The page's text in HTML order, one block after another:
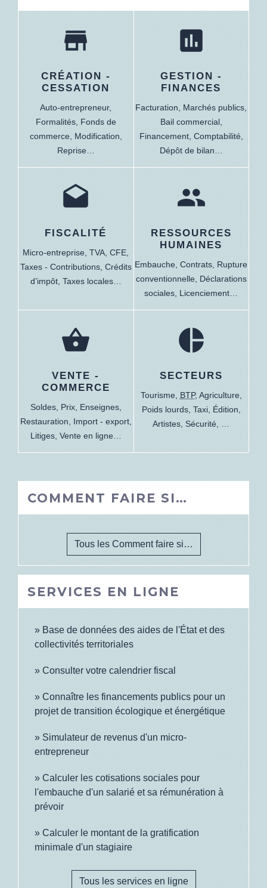
store
CRÉATION -
CESSATION
Auto-entrepreneur,
Formalités, Fonds de
commerce, Modification,
Reprise…
assessment
GESTION -
FINANCES
Facturation, Marchés publics,
Bail commercial,
Financement, Comptabilité,
Dépôt de bilan…
drafts
FISCALITÉ
Micro-entreprise,TVA,CFE,
Taxes - Contributions, Crédits
d’impôt, Taxes locales…
people
RESSOURCES
HUMAINES
Embauche,Contrats, Rupture
conventionnelle, Déclarations
sociales, Licenciement…
shopping_basket
VENTE -
COMMERCE
Soldes, Prix, Enseignes,
Restauration, Import - export,
Litiges, Vente en ligne…
pie_chart
SECTEURS
Tourisme, BTP, Agriculture,
Poids lourds, Taxi, Édition,
Artistes, Sécurité, …
COMMENT FAIRE SI…
Tous les Comment faire si…
SERVICES EN LIGNE
Base de données des aides de l'État et des
collectivités territoriales
Consulter votre calendrier fiscal
Connaître les financements publics pour un
projet de transition écologique et énergétique
Simulateur de revenus d'un micro-
entrepreneur
Calculer les cotisations sociales pour
l'embauche d'un salarié et sa rémunération à
prévoir
Calculer le montant de la gratification
minimale d'un stagiaire
Tous les services en ligne